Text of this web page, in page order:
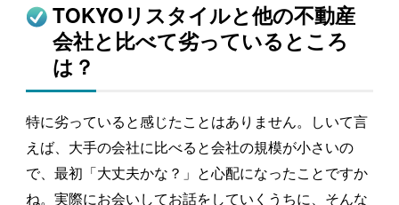
TOKYOリスタイルと他の不動産
会社と比べて劣っているところ
は？
特に劣っていると感じたことはありません。しいて言
えば、大手の会社に比べると会社の規模が小さいの
で、最初「大丈夫かな？」と心配になったことですか
ね。実際にお会いしてお話をしていくうちに、そんな